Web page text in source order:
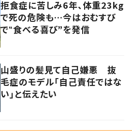
拒食症に苦しみ6年、体重23kg
で死の危険も…今はおむすび
で‟食べる喜び”を発信
山盛りの髪見て自己嫌悪 抜
毛症のモデル「自己責任ではな
い」と伝えたい